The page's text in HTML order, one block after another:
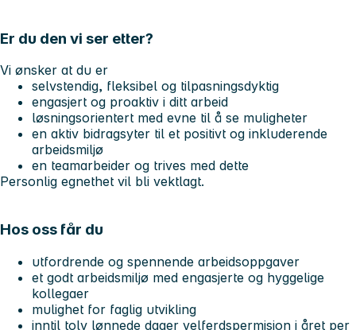
Er du den vi ser etter?
Vi ønsker at du er
selvstendig, fleksibel og tilpasningsdyktig
engasjert og proaktiv i ditt arbeid
løsningsorientert med evne til å se muligheter
en aktiv bidragsyter til et positivt og inkluderende
arbeidsmiljø
en teamarbeider og trives med dette
Personlig egnethet vil bli vektlagt.
Hos oss får du
utfordrende og spennende arbeidsoppgaver
et godt arbeidsmiljø med engasjerte og hyggelige
kollegaer
mulighet for faglig utvikling
inntil tolv lønnede dager velferdspermisjon i året per